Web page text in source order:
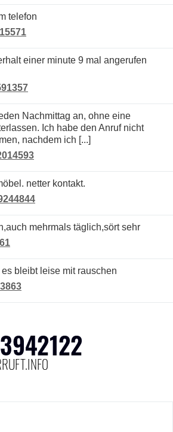
telefon
Ich habe den Anruf nicht
nachdem ich [...]
netter kontakt.
mehrmals täglich,sört sehr
es bleibt leise mit rauschen